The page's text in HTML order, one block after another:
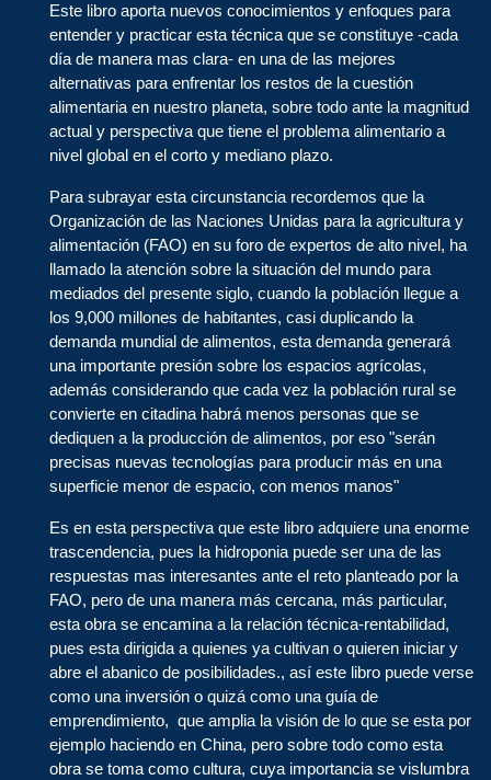
Este libro aporta nuevos conocimientos y enfoques para
entender y practicar esta técnica que se constituye -cada
día de manera mas clara- en una de las mejores
alternativas para enfrentar los restos de la cuestión
alimentaria en nuestro planeta, sobre todo ante la magnitud
actual y perspectiva que tiene el problema alimentario a
nivel global en el corto y mediano plazo.
Para subrayar esta circunstancia recordemos que la
Organización de las Naciones Unidas para la agricultura y
alimentación (FAO) en su foro de expertos de alto nivel, ha
llamado la atención sobre la situación del mundo para
mediados del presente siglo, cuando la población llegue a
los 9,000 millones de habitantes, casi duplicando la
demanda mundial de alimentos, esta demanda generará
una importante presión sobre los espacios agrícolas,
además considerando que cada vez la población rural se
convierte en citadina habrá menos personas que se
dediquen a la producción de alimentos, por eso "serán
precisas nuevas tecnologías para producir más en una
superficie menor de espacio, con menos manos"
Es en esta perspectiva que este libro adquiere una enorme
trascendencia, pues la hidroponia puede ser una de las
respuestas mas interesantes ante el reto planteado por la
FAO, pero de una manera más cercana, más particular,
esta obra se encamina a la relación técnica-rentabilidad,
pues esta dirigida a quienes ya cultivan o quieren iniciar y
abre el abanico de posibilidades., así este libro puede verse
como una inversión o quizá como una guía de
emprendimiento, que amplia la visión de lo que se esta por
ejemplo haciendo en China, pero sobre todo como esta
obra se toma como cultura, cuya importancia se vislumbra